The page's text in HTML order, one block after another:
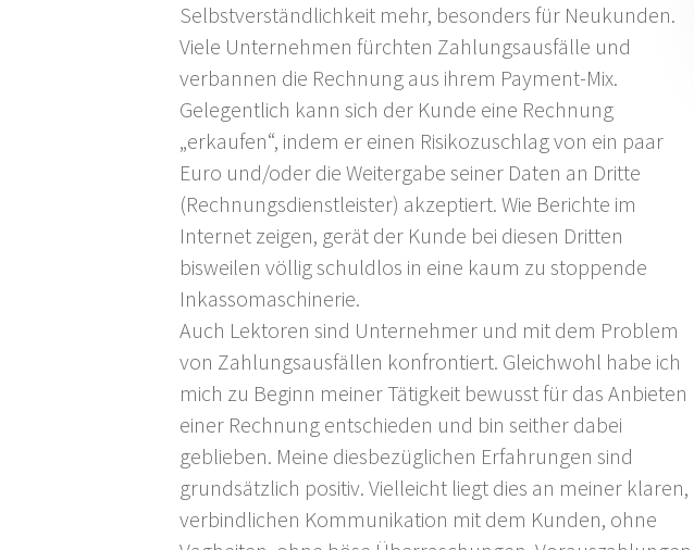
Selbstverständlichkeit mehr, besonders für Neukunden.
Viele Unternehmen fürchten Zahlungsausfälle und
verbannen die Rechnung aus ihrem Payment-Mix.
Gelegentlich kann sich der Kunde eine Rechnung
„erkaufen“, indem er einen Risikozuschlag von ein paar
Euro und/oder die Weitergabe seiner Daten an Dritte
(Rechnungsdienstleister) akzeptiert. Wie Berichte im
Internet zeigen, gerät der Kunde bei diesen Dritten
bisweilen völlig schuldlos in eine kaum zu stoppende
Inkassomaschinerie.
Auch Lektoren sind Unternehmer und mit dem Problem
von Zahlungsausfällen konfrontiert. Gleichwohl habe ich
mich zu Beginn meiner Tätigkeit bewusst für das Anbieten
einer Rechnung entschieden und bin seither dabei
geblieben. Meine diesbezüglichen Erfahrungen sind
grundsätzlich positiv. Vielleicht liegt dies an meiner klaren,
verbindlichen Kommunikation mit dem Kunden, ohne